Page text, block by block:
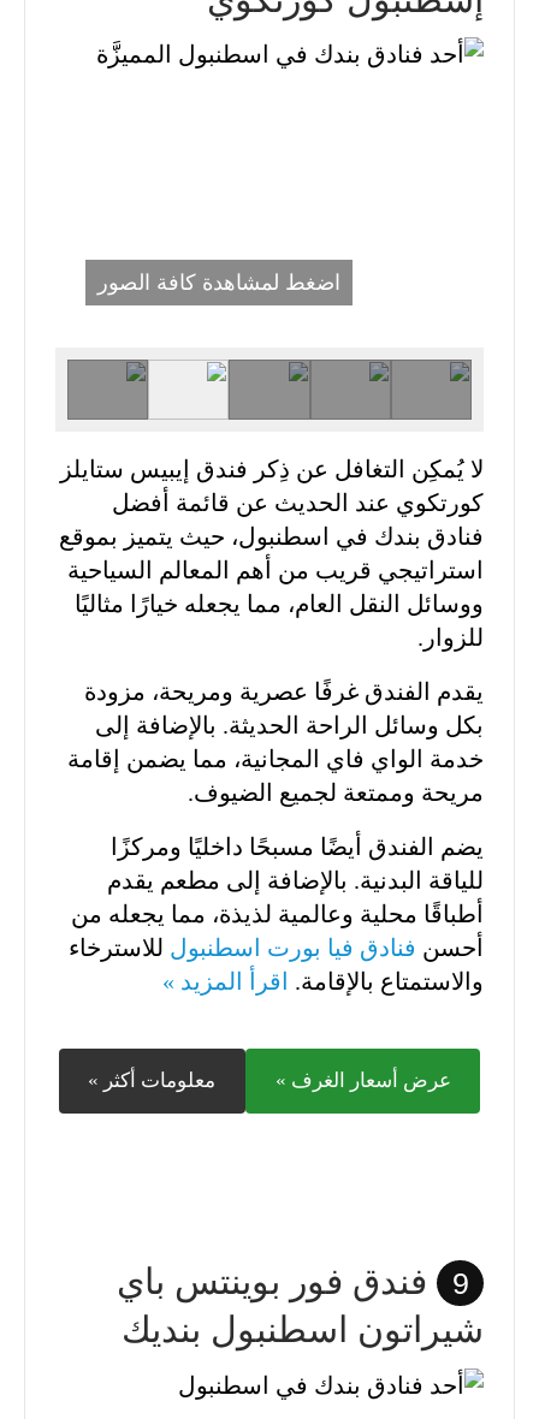
اضغط لمشاهدة كافة الصور
لا يُمكِن التغافل عن ذِكر فندق إيبيس ستايلز
كورتكوي عند الحديث عن قائمة أفضل
فنادق بندك في اسطنبول، حيث يتميز بموقع
استراتيجي قريب من أهم المعالم السياحية
ووسائل النقل العام، مما يجعله خيارًا مثاليًا
للزوار.
يقدم الفندق غرفًا عصرية ومريحة، مزودة
بكل وسائل الراحة الحديثة. بالإضافة إلى
خدمة الواي فاي المجانية، مما يضمن إقامة
مريحة وممتعة لجميع الضيوف.
يضم الفندق أيضًا مسبحًا داخليًا ومركزًا
للياقة البدنية. بالإضافة إلى مطعم يقدم
أطباقًا محلية وعالمية لذيذة، مما يجعله من
أحسن فنادق فيا بورت اسطنبول للاسترخاء
والاستمتاع بالإقامة. اقرأ المزيد »
عرض أسعار الغرف » معلومات أكثر »
9
فندق فور بوينتس باي
شيراتون اسطنبول بنديك